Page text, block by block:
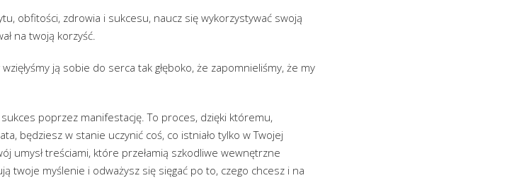
obfitości, zdrowia i sukcesu, naucz się wykorzystywać swoją
na twoją korzyść.
ją sobie do serca tak głęboko, że zapomnieliśmy, że my
poprzez manifestację. To proces, dzięki któremu,
będziesz w stanie uczynić coś, co istniało tylko w Twojej
umysł treściami, które przełamią szkodliwe wewnętrzne
twoje myślenie i odważysz się sięgać po to, czego chcesz i na